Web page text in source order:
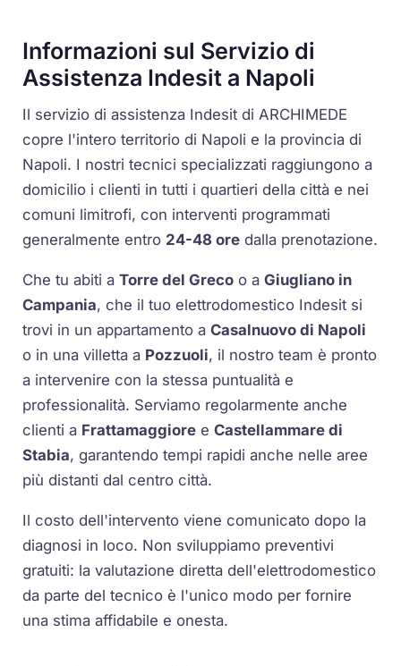
Informazioni sul Servizio di
Assistenza Indesit a Napoli
Il servizio di assistenza Indesit di ARCHIMEDE
copre l'intero territorio di Napoli e la provincia di
Napoli. I nostri tecnici specializzati raggiungono a
domicilio i clienti in tutti i quartieri della città e nei
comuni limitrofi, con interventi programmati
generalmente entro 24-48 ore dalla prenotazione.
Che tu abiti aTorre del Greco o aGiugliano in
Campania, che il tuo elettrodomestico Indesit si
trovi in un appartamento aCasalnuovo di Napoli
o in una villetta a Pozzuoli, il nostro team è pronto
a intervenire con la stessa puntualità e
professionalità. Serviamo regolarmente anche
clienti a Frattamaggiore eCastellammare di
Stabia, garantendo tempi rapidi anche nelle aree
più distanti dal centro città.
Il costo dell'intervento viene comunicato dopo la
diagnosi in loco. Non sviluppiamo preventivi
gratuiti: la valutazione diretta dell'elettrodomestico
da parte del tecnico è l'unico modo per fornire
una stima affidabile e onesta.